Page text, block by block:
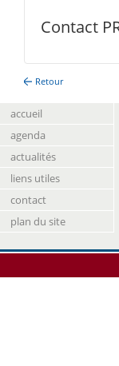
Contact
Retour
accueil
agenda
actualités
liens utiles
contact
plan du site